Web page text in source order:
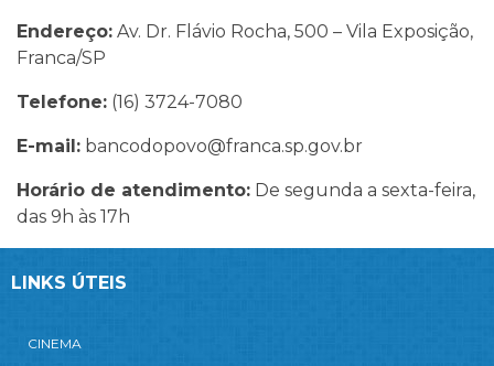
Endereço: Av. Dr. Flávio Rocha, 500 – Vila Exposição,
Franca/SP
Telefone: (16) 3724-7080
E-mail: bancodopovo@franca.sp.gov.br
Horário de atendimento: De segunda a sexta-feira,
das 9h às 17h
LINKS ÚTEIS
CINEMA